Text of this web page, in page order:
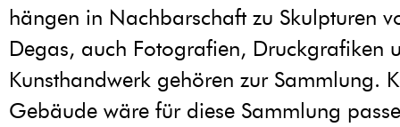
hängen in Nachbarschaft zu Skulpturen
Degas, auch Fotografien, Druckgrafiken
Kunsthandwerk gehören zur Sammlung.
Gebäude wäre für diese Sammlung